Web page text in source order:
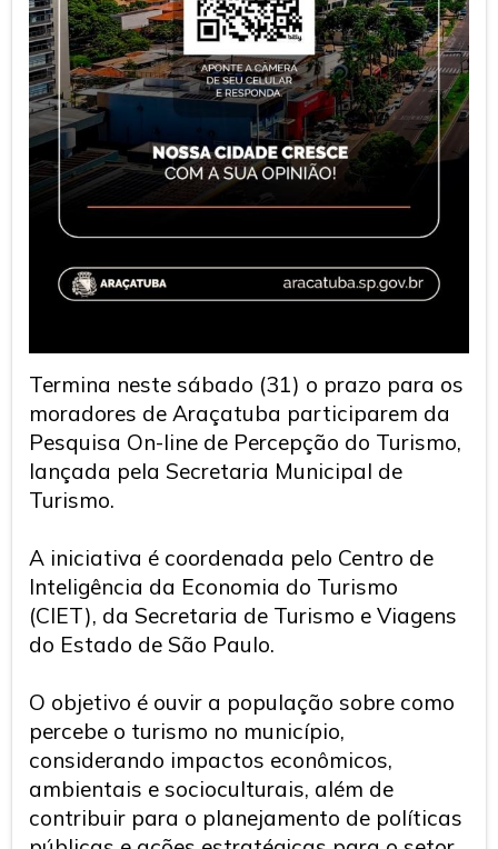
Termina neste sábado (31) o prazo para os
moradores de Araçatuba participarem da
Pesquisa On-line de Percepção do Turismo,
lançada pela Secretaria Municipal de
Turismo.
A iniciativa é coordenada pelo Centro de
Inteligência da Economia do Turismo
(CIET), da Secretaria de Turismo e Viagens
do Estado de São Paulo.
O objetivo é ouvir a população sobre como
percebe o turismo no município,
considerando impactos econômicos,
ambientais e socioculturais, além de
contribuir para o planejamento de políticas